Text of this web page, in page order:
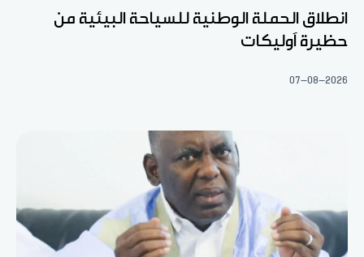
انطلاق الحملة الوطنية للسياحة البيئية من
حظيرة آوليكات
07-08-2026